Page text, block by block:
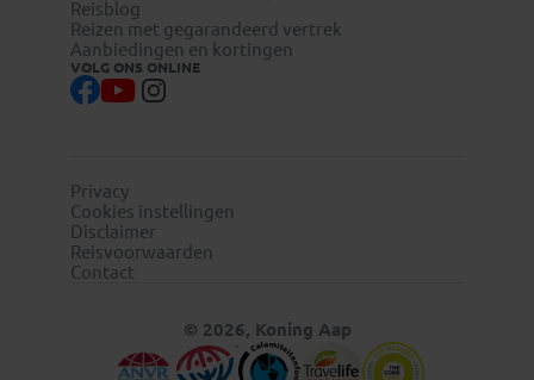
Reisblog
Reizen met gegarandeerd vertrek
Aanbiedingen en kortingen
VOLG ONS ONLINE
Privacy
Cookies instellingen
Disclaimer
Reisvoorwaarden
Contact
© 2026, Koning Aap